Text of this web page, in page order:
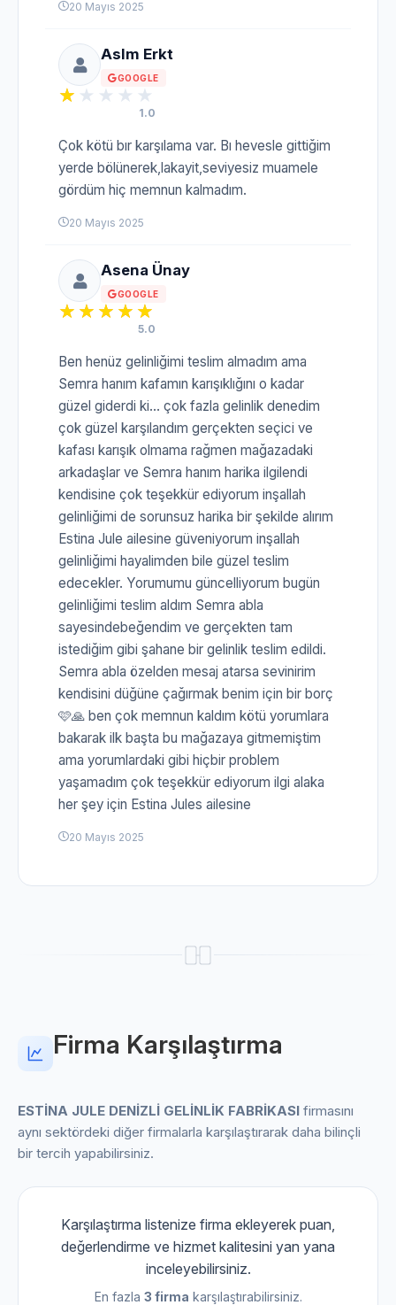
20 Mayıs 2025
Aslm Erkt
GOOGLE
1.0
Çok kötü bır karşılama var. Bı hevesle gittiğim
yerde bölünerek,lakayit,seviyesiz muamele
gördüm hiç memnun kalmadım.
20 Mayıs 2025
Asena Ünay
GOOGLE
5.0
Ben henüz gelinliğimi teslim almadım ama
Semra hanım kafamın karışıklığını o kadar
güzel giderdi ki… çok fazla gelinlik denedim
çok güzel karşılandım gerçekten seçici ve
kafası karışık olmama rağmen mağazadaki
arkadaşlar ve Semra hanım harika ilgilendi
kendisine çok teşekkür ediyorum inşallah
gelinliğimi de sorunsuz harika bir şekilde alırım
Estina Jule ailesine güveniyorum inşallah
gelinliğimi hayalimden bile güzel teslim
edecekler. Yorumumu güncelliyorum bugün
gelinliğimi teslim aldım Semra abla
sayesindebeğendim ve gerçekten tam
istediğim gibi şahane bir gelinlik teslim edildi.
Semra abla özelden mesaj atarsa sevinirim
kendisini düğüne çağırmak benim için bir borç
🩷🙏 ben çok memnun kaldım kötü yorumlara
bakarak ilk başta bu mağazaya gitmemiştim
ama yorumlardaki gibi hiçbir problem
yaşamadım çok teşekkür ediyorum ilgi alaka
her şey için Estina Jules ailesine
20 Mayıs 2025
Firma Karşılaştırma
ESTİNA JULE DENİZLİ GELİNLİK FABRİKASI firmasını
aynı sektördeki diğer firmalarla karşılaştırarak daha bilinçli
bir tercih yapabilirsiniz.
Karşılaştırma listenize firma ekleyerek puan,
değerlendirme ve hizmet kalitesini yan yana
inceleyebilirsiniz.
En fazla 3 firma karşılaştırabilirsiniz.